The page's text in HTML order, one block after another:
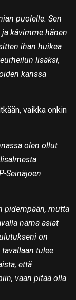
puolelle. Sen
kävimme hänen
ihan huikea
lisäksi,
kanssa
vaikka onkin
olen ollut
Seinäjoen
pidempään, mutta
nämä asiat
on
tulee
että
vaan pitää olla